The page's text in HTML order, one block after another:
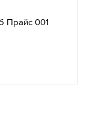
Прайс 001